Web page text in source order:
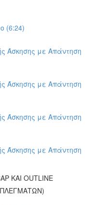
(6:24)
Άσκησης με Απάντηση
Άσκησης με Απάντηση
Άσκησης με Απάντηση
Άσκησης με Απάντηση
ΚΑΙ OUTLINE